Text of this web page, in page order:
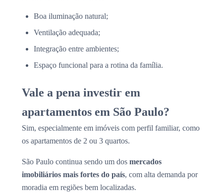
Boa iluminação natural;
Ventilação adequada;
Integração entre ambientes;
Espaço funcional para a rotina da família.
Vale a pena investir em
apartamentos em São Paulo?
Sim, especialmente em imóveis com perfil familiar, como
os apartamentos de 2 ou 3 quartos.
São Paulo continua sendo um dos mercados
imobiliários mais fortes do país, com alta demanda por
moradia em regiões bem localizadas.